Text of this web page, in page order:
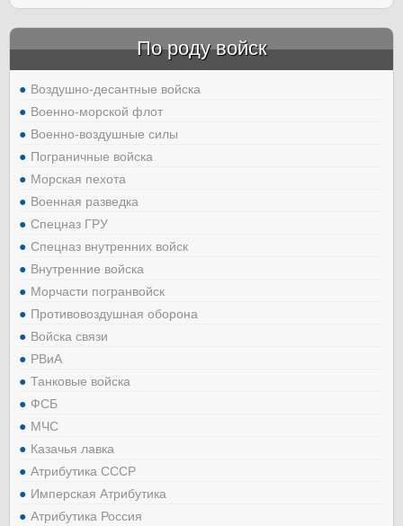
По роду войск
Воздушно-десантные войска
Военно-морской флот
Военно-воздушные силы
Пограничные войска
Морская пехота
Военная разведка
Спецназ ГРУ
Спецназ внутренних войск
Внутренние войска
Морчасти погранвойск
Противовоздушная оборона
Войска связи
РВиА
Танковые войска
ФСБ
МЧС
Казачья лавка
Атрибутика СССР
Имперская Атрибутика
Атрибутика Россия